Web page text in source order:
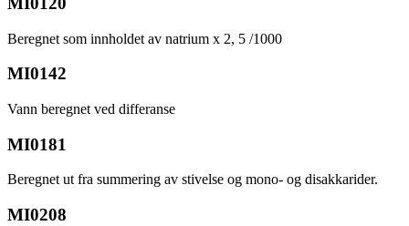
Beregnet som innholdet av natrium x 2, 5 /1000
MI0142
Vann beregnet ved differanse
MI0181
Beregnet ut fra summering av stivelse og mono- og disakkarider.
MI0208